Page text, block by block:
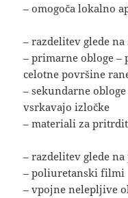
– omogoča lokalno
– razdelitev glede
– primarne obloge
celotne površine
– sekundarne
vsrkavajo izločke
– materiali za
– razdelitev glede
– poliuretanski filmi
– vpojne nelepljive